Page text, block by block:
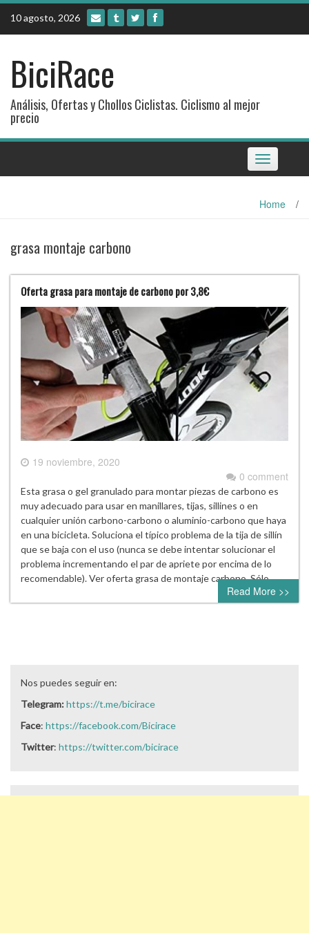
Skip
content
10 agosto, 2026
BiciRace
Análisis, Ofertas y Chollos Ciclistas. Ciclismo al mejor
precio
Toggle
navigation
Home /
grasa montaje carbono
Oferta grasa para montaje de carbono por 3,8€
19 noviembre, 2020
0 comment
Esta grasa o gel granulado para montar piezas de carbono es
muy adecuado para usar en manillares, tijas, sillines o en
cualquier unión carbono-carbono o aluminio-carbono que haya
en una bicicleta. Soluciona el típico problema de la tija de sillín
que se baja con el uso (nunca se debe intentar solucionar el
problema incrementando el par de apriete por encima de lo
recomendable). Ver oferta grasa de montaje carbono Sólo…
Read More >>
Nos puedes seguir en:
Telegram:https://t.me/bicirace
Face: https://facebook.com/Bicirace
Twitter: https://twitter.com/bicirace